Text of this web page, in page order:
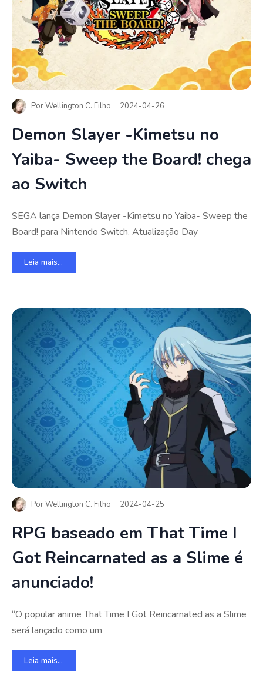
PorWellington C. Filho 2024-04-26
Demon Slayer -Kimetsu no
Yaiba- Sweep the Board! chega
ao Switch
SEGA lança Demon Slayer -Kimetsu no Yaiba- Sweep the
Board! para Nintendo Switch. Atualização Day
Leia mais...
PorWellington C. Filho 2024-04-25
RPG baseado em That Time I
Got Reincarnated as a Slime é
anunciado!
“O popular anime That Time I Got Reincarnated as a Slime
será lançado como um
Leia mais...